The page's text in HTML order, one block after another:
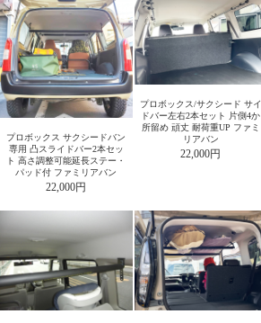
プロボックス サクシードバン
専用 凸スライドバー2本セッ
ト 高さ調整可能延長ステー・
パッド付 ファミリアバン
22,000円
プロボックス/サクシード サイ
ドバー左右2本セット 片側4か
所留め 頑丈 耐荷重UP ファミ
リアバン
22,000円